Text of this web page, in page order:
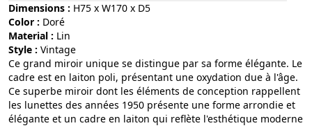
Dimensions : H75 x W170 x D5
Color :
doré
Material :
lin
Style :
vintage
Ce grand miroir unique se distingue par sa forme élégante. Le
cadre est en laiton poli, présentant une oxydation due à l'âge.
Ce superbe miroir dont les éléments de conception rappellent
les lunettes des années 1950 présente une forme arrondie et
élégante et un cadre en laiton qui reflète l'esthétique moderne